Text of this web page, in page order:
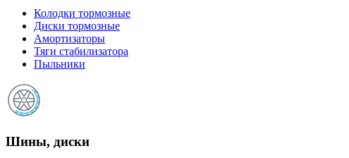
Колодки тормозные
Диски тормозные
Амортизаторы
Тяги стабилизатора
Пыльники
Шины, диски